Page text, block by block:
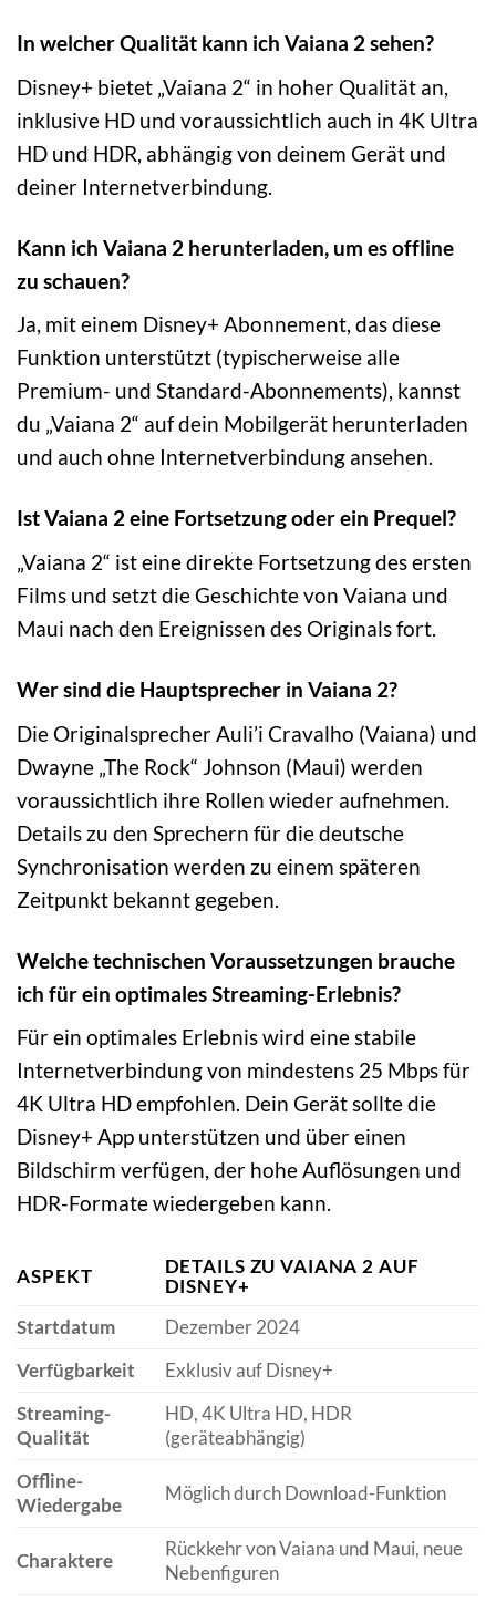
In welcher Qualität kann ich Vaiana 2 sehen?
Disney+ bietet „Vaiana 2“ in hoher Qualität an,
inklusive HD und voraussichtlich auch in 4K Ultra
HD und HDR, abhängig von deinem Gerät und
deiner Internetverbindung.
Kann ich Vaiana 2 herunterladen, um es offline
zu schauen?
Ja, mit einem Disney+ Abonnement, das diese
Funktion unterstützt (typischerweise alle
Premium- und Standard-Abonnements), kannst
du „Vaiana 2“ auf dein Mobilgerät herunterladen
und auch ohne Internetverbindung ansehen.
Ist Vaiana 2 eine Fortsetzung oder ein Prequel?
„Vaiana 2“ ist eine direkte Fortsetzung des ersten
Films und setzt die Geschichte von Vaiana und
Maui nach den Ereignissen des Originals fort.
Wer sind die Hauptsprecher in Vaiana 2?
Die Originalsprecher Auli’i Cravalho (Vaiana) und
Dwayne „The Rock“ Johnson (Maui) werden
voraussichtlich ihre Rollen wieder aufnehmen.
Details zu den Sprechern für die deutsche
Synchronisation werden zu einem späteren
Zeitpunkt bekannt gegeben.
Welche technischen Voraussetzungen brauche
ich für ein optimales Streaming-Erlebnis?
Für ein optimales Erlebnis wird eine stabile
Internetverbindung von mindestens 25 Mbps für
4K Ultra HD empfohlen. Dein Gerät sollte die
Disney+ App unterstützen und über einen
Bildschirm verfügen, der hohe Auflösungen und
HDR-Formate wiedergeben kann.
ASPEKT
DETAILS ZU VAIANA 2 AUF
DISNEY+
Startdatum
Dezember 2024
Verfügbarkeit
Exklusiv auf Disney+
Streaming-
Qualität
HD, 4K Ultra HD, HDR
(geräteabhängig)
Offline-
Wiedergabe
Möglich durch Download-Funktion
Charaktere
Rückkehr von Vaiana und Maui, neue
Nebenfiguren